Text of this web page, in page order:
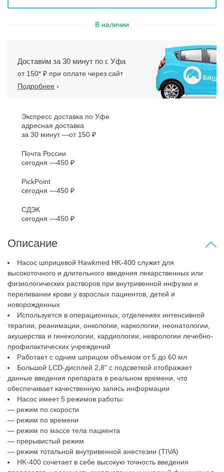
В наличии
Доставим за 30 минут по г. Уфа
от 150* ₽ при оплате через сайт
Подробнее ›
Экспресс доставка по Уфе
адресная доставка
за 30 минут
от 150 ₽
Почта России
сегодня
450 ₽
PickPoint
сегодня
450 ₽
СДЭК
сегодня
450 ₽
Описание
Насос шприцевой Hawkmed HK-400 служит для
высокоточного и длительного введения лекарственных или
физиологических растворов при внутривенной инфузии и
переливании крови у взрослых пациентов, детей и
новорожденных
Используется в операционных, отделениях интенсивной
терапии, реанимации, онкологии, наркологии, неонатологии,
акушерства и гинекологии, кардиологии, неврологии лечебно-
профилактических учреждений
Работает с одним шприцом объемом от 5 до 60 мл
Большой LCD-дисплей 2,8" с подсветкой отображает
данные введения препарата в реальном времени, что
обеспечивает качественную запись информации
Насос имеет 5 режимов работы:
— режим по скорости
— режим по времени
— режим по массе тела пациента
— прерывистый режим
— режим тотальной внутривенной анестезии (TIVA)
HK-400 сочетает в себе высокую точность введения